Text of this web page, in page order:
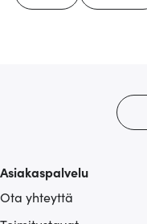
Asiakaspalvelu
Ota yhteyttä